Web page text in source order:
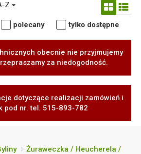
Z
polecany tylko dostępne
obecnie nie przyjmujemy
za niedogodność.
dotyczące realizacji zamówień i
pod nr. tel. 515-893-782
Żuraweczka / Heucherela /